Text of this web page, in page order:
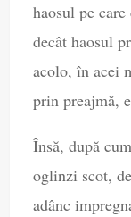
haosul pe
decât haosul
acolo, în acei
prin preajmă,
Însă, după
oglinzi scot,
adânc